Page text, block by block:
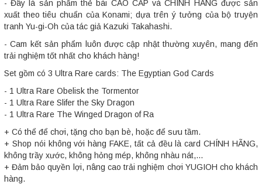
- Đây là sản phẩm thẻ bài CAO CẤP và CHÍNH HÃNG được sản
xuất theo tiêu chuẩn của Konami; dựa trên ý tưởng của bộ truyện
tranh Yu-gi-Oh của tác giả Kazuki Takahashi.
- Cam kết sản phẩm luôn được cập nhật thường xuyên, mang đến
trải nghiệm tốt nhất cho khách hàng!
Set gồm có 3 Ultra Rare cards: The Egyptian God Cards
- 1 Ultra Rare Obelisk the Tormentor
- 1 Ultra Rare Slifer the Sky Dragon
- 1 Ultra Rare The Winged Dragon of Ra
+ Có thể để chơi, tặng cho bạn bè, hoặc để sưu tầm.
+ Shop nói không với hàng FAKE, tất cả đều là card CHÍNH HÃNG,
không trầy xước, không hỏng mép, không nhàu nát,...
+ Đảm bảo quyền lợi, nâng cao trải nghiệm chơi YUGIOH cho khách
hàng.